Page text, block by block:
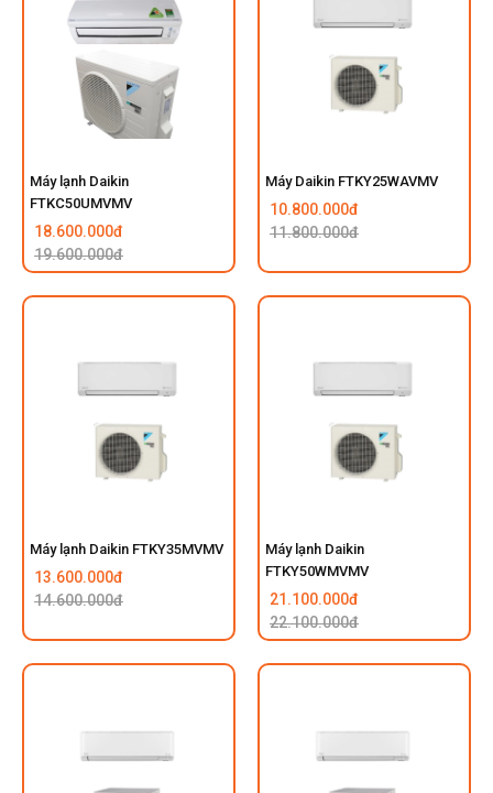
Máy lạnh Daikin
FTKC50UMVMV
18.600.000đ
19.600.000đ
Máy Daikin FTKY25WAVMV
10.800.000đ
11.800.000đ
Máy lạnh Daikin FTKY35MVMV
13.600.000đ
14.600.000đ
Máy lạnh Daikin
FTKY50WMVMV
21.100.000đ
22.100.000đ